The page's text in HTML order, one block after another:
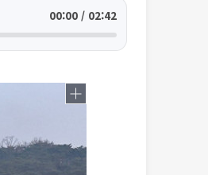
00:00 / 02:42